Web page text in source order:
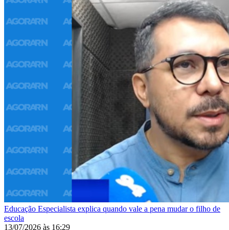
Educação Especialista explica quando vale a pena mudar o filho de
escola
13/07/2026 às 16:29